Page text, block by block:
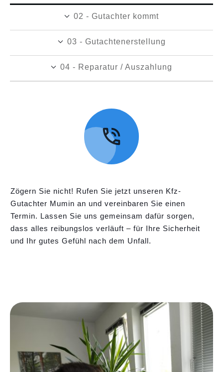
02 - Gutachter kommt
03 - Gutachtenerstellung
04 - Reparatur / Auszahlung
Zögern Sie nicht! Rufen Sie jetzt unseren Kfz-
Gutachter Mumin an und vereinbaren Sie einen
Termin. Lassen Sie uns gemeinsam dafür sorgen,
dass alles reibungslos verläuft – für Ihre Sicherheit
und Ihr gutes Gefühl nach dem Unfall.